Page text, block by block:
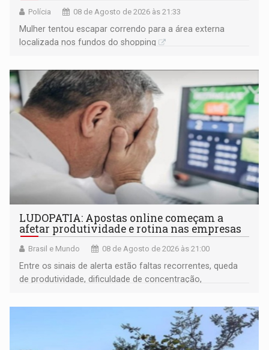
Polícia 08 de Agosto de 2026 às 21:33
Mulher tentou escapar correndo para a área externa
localizada nos fundos do shopping
LUDOPATIA: Apostas online começam a
afetar produtividade e rotina nas empresas
Brasil e Mundo 08 de Agosto de 2026 às 21:00
Entre os sinais de alerta estão faltas recorrentes, queda
de produtividade, dificuldade de concentração,